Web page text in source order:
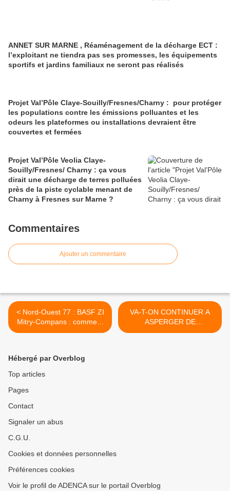
ANNET SUR MARNE , Réaménagement de la décharge ECT :
l’exploitant ne tiendra pas ses promesses, les équipements
sportifs et jardins familiaux ne seront pas réalisés
Projet Val’Pôle Claye-Souilly/Fresnes/Charny : pour protéger
les populations contre les émissions polluantes et les
odeurs les plateformes ou installations devraient être
couvertes et fermées
Projet Val’Pôle Veolia Claye-
Souilly/Fresnes/ Charny : ça vous
dirait une décharge de terres polluées
près de la piste cyclable menant de
Charny à Fresnes sur Marne ?
Commentaires
Ajouter un commentaire
< Nord-Ouest 77 : BASF ZI
Mitry-Compans : comment
l'ETAT a-t-il pu autoriser
de l'école primaire Jean
Moulin et d'habitations ?
VA-T-ON CONTINUER A
ASPERGER DE
PESTICIDES LE BORD
Hébergé par Overblog
Top articles
Pages
Contact
Signaler un abus
C.G.U.
Cookies et données personnelles
Préférences cookies
Voir le profil de ADENCA sur le portail Overblog